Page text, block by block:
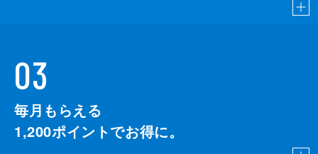
03
毎月もらえる
1,200ポイントでお得に。